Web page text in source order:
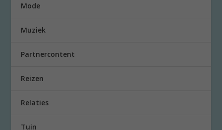
Mode
Muziek
Partnercontent
Reizen
Relaties
Tuin